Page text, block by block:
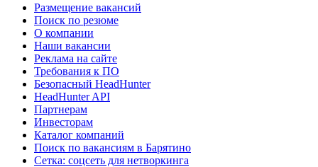
Размещение вакансий
Поиск по резюме
О компании
Наши вакансии
Реклама на сайте
Требования к ПО
Безопасный HeadHunter
HeadHunter API
Партнерам
Инвесторам
Каталог компаний
Поиск по вакансиям в Барятино
Сетка: соцсеть для нетворкинга